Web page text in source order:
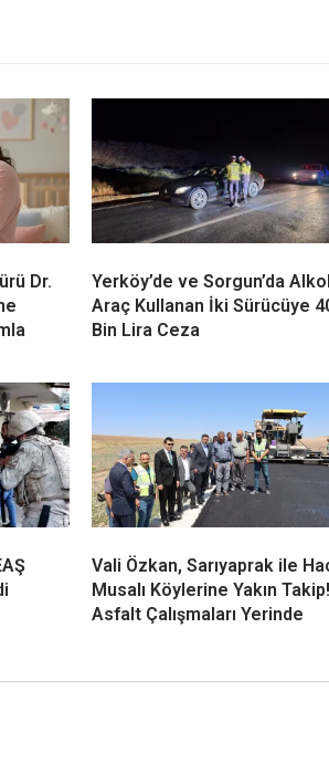
Dr.
Yerköy’de ve Sorgun’da
Araç Kullanan İki Sürücüye
Bin Lira Ceza
Vali Özkan, Sarıyaprak ile
Musalı Köylerine Yakın Takip!
Asfalt Çalışmaları Yerinde